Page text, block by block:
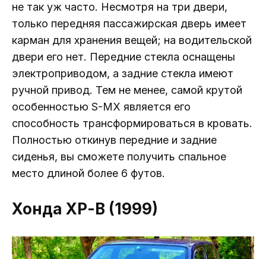
не так уж часто. Несмотря на три двери,
только передняя пассажирская дверь имеет
карман для хранения вещей; на водительской
двери его нет. Передние стекла оснащены
электроприводом, а задние стекла имеют
ручной привод. Тем не менее, самой крутой
особенностью S-MX является его
способность трансформироваться в кровать.
Полностью откинув передние и задние
сиденья, вы сможете получить спальное
место длиной более 6 футов.
Хонда ХР-В (1999)